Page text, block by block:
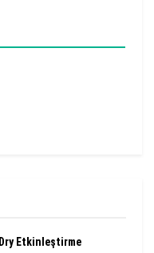
Etkinleştirme